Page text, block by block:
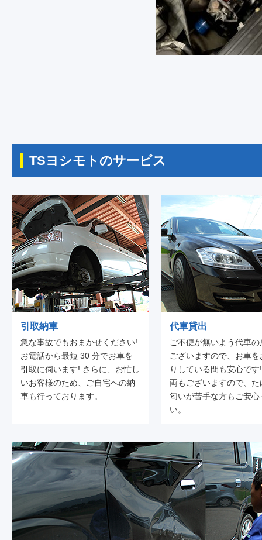
TSヨシモトのサービス
引取納車
急な事故でもおまかせください!
お電話から最短 30 分でお車を
引取に伺います! さらに、お忙し
いお客様のため、ご自宅への納
車も行っております。
代車貸出
ご不便が無いよう代車の
ございますので、お車を
りしている間も安心で
両もございますので、た
匂いが苦手な方もご安心
い。